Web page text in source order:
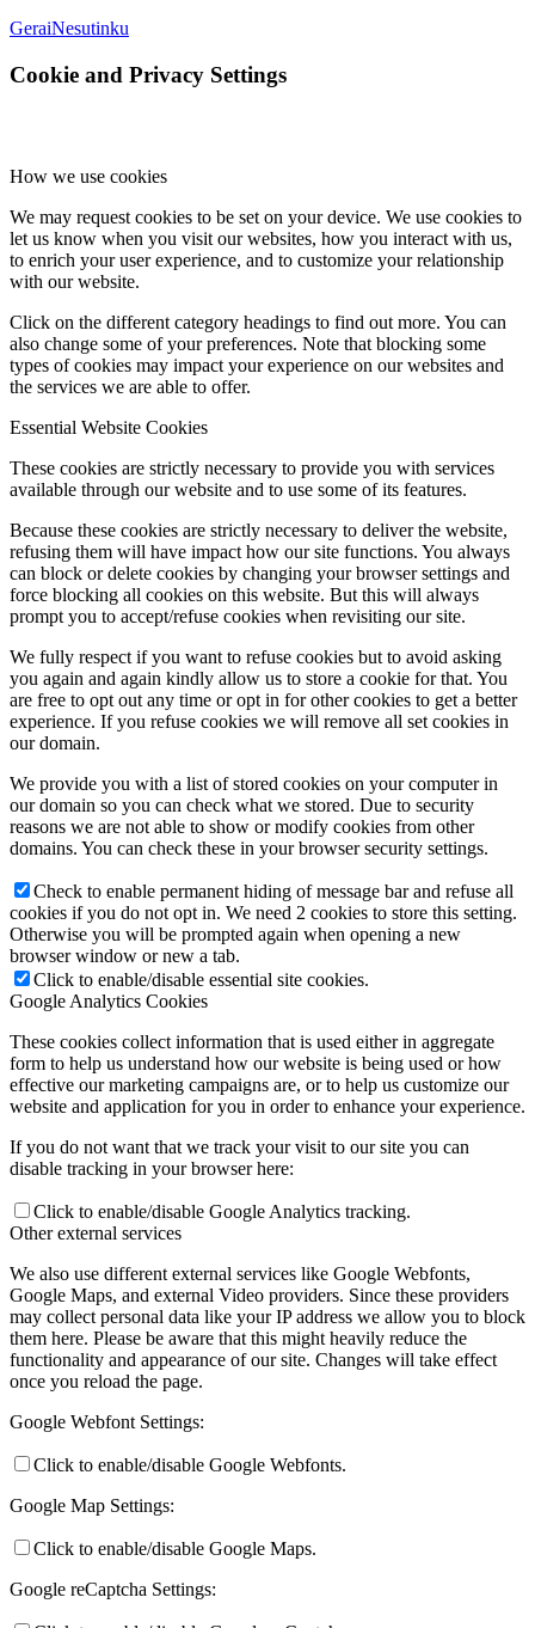
GeraiNesutinku
Cookie and Privacy Settings
How we use cookies
We may request cookies to be set on your device. We use cookies to
let us know when you visit our websites, how you interact with us,
to enrich your user experience, and to customize your relationship
with our website.
Click on the different category headings to find out more. You can
also change some of your preferences. Note that blocking some
types of cookies may impact your experience on our websites and
the services we are able to offer.
Essential Website Cookies
These cookies are strictly necessary to provide you with services
available through our website and to use some of its features.
Because these cookies are strictly necessary to deliver the website,
refusing them will have impact how our site functions. You always
can block or delete cookies by changing your browser settings and
force blocking all cookies on this website. But this will always
prompt you to accept/refuse cookies when revisiting our site.
We fully respect if you want to refuse cookies but to avoid asking
you again and again kindly allow us to store a cookie for that. You
are free to opt out any time or opt in for other cookies to get a better
experience. If you refuse cookies we will remove all set cookies in
our domain.
We provide you with a list of stored cookies on your computer in
our domain so you can check what we stored. Due to security
reasons we are not able to show or modify cookies from other
domains. You can check these in your browser security settings.
Check to enable permanent hiding of message bar and refuse all
cookies if you do not opt in. We need 2 cookies to store this setting.
Otherwise you will be prompted again when opening a new
browser window or new a tab.
Click to enable/disable essential site cookies.
Google Analytics Cookies
These cookies collect information that is used either in aggregate
form to help us understand how our website is being used or how
effective our marketing campaigns are, or to help us customize our
website and application for you in order to enhance your experience.
If you do not want that we track your visit to our site you can
disable tracking in your browser here:
Click to enable/disable Google Analytics tracking.
Other external services
We also use different external services like Google Webfonts,
Google Maps, and external Video providers. Since these providers
may collect personal data like your IP address we allow you to block
them here. Please be aware that this might heavily reduce the
functionality and appearance of our site. Changes will take effect
once you reload the page.
Google Webfont Settings:
Click to enable/disable Google Webfonts.
Google Map Settings:
Click to enable/disable Google Maps.
Google reCaptcha Settings: